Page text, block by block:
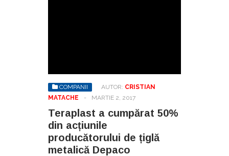
COMPANII AUTOR: CRISTIAN
MATACHE
- MARTIE 2, 2017
Teraplast a cumpărat 50%
din acțiunile
producătorului de țiglă
metalică Depaco